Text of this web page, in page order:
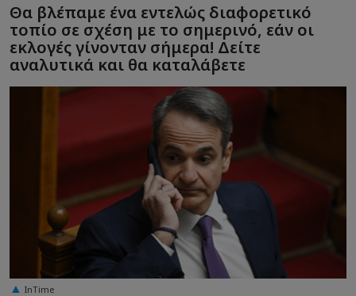
Θα βλέπαμε ένα εντελώς διαφορετικό
τοπίο σε σχέση με το σημερινό, εάν οι
εκλογές γίνονταν σήμερα! Δείτε
αναλυτικά και θα καταλάβετε
InTime